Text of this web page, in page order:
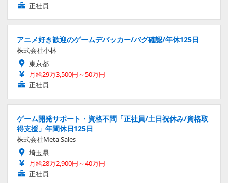
正社員
アニメ好き歓迎のゲームデバッカー/バグ確認/年休125日
株式会社小林
東京都
月給29万3,500円～50万円
正社員
ゲーム開発サポート・資格不問「正社員/土日祝休み/資格取
得支援」年間休日125日
株式会社Meta Sales
埼玉県
月給28万2,900円～40万円
正社員